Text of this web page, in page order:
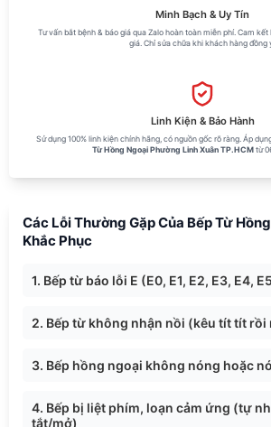
Minh Bạch & Uy Tín
Tư vấn bắt bệnh & báo giá qua Zalo hoàn toàn miễn phí. Cam
giá. Chỉ sửa chữa khi khách hàng đồng
Linh Kiện & Bảo Hành
Sử dụng 100% linh kiện chính hãng, có nguồn gốc rõ ràng. Áp
Từ Hồng Ngoại Phường Linh Xuân TP.HCMtừ
Các Lỗi Thường Gặp Của Bếp Từ
Khắc Phục
1. Bếp từ báo lỗi E (E0, E1, E2, E3, E4,
2. Bếp từ không nhận nồi (kêu tít tít rồi
3. Bếp hồng ngoại không nóng hoặc
4. Bếp bị liệt phím, loạn cảm ứng (tự
tắt/mở)